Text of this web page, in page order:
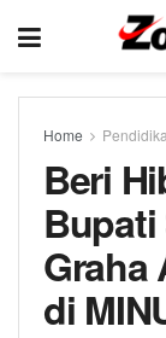
Home
Beri
Graha
di